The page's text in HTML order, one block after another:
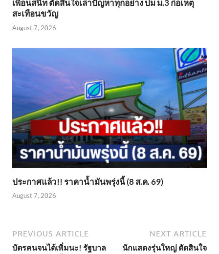
เพื่อนสนิท ตัดสินใจเล่าปัญหาทุกอย่าง ปม ม.3 ก่อเหตุ
สะเทือนขวัญ
August 7, 2026
ประกาศแล้ว!! ราคาน้ำมันพรุ่งนี้ (8 ส.ค. 69)
August 7, 2026
PREVIOUS ARTICLE
บัตรคนจนได้เพิ่มนะ! รัฐบาล
NEXT ARTICLE
นักแสดงรุ่นใหญ่ ตัดสินใจ